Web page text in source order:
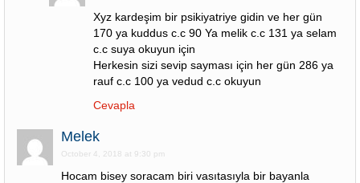
Xyz kardeşim bir psikiyatriye gidin ve her gün
170 ya kuddus c.c 90 Ya melik c.c 131 ya selam
c.c suya okuyun için
Herkesin sizi sevip sayması için her gün 286 ya
rauf c.c 100 ya vedud c.c okuyun
Cevapla
Melek
October 4, 2018 at 9:30 pm
Hocam bisey soracam biri vasıtasıyla bir bayanla